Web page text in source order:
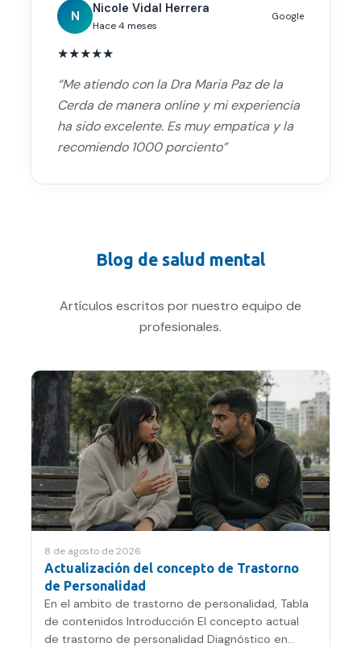
N Nicole Vidal Herrera
Hace 4 meses
Google
★★★★★
“Me atiendo con la Dra Maria Paz de la
Cerda de manera online y mi experiencia
ha sido excelente. Es muy empatica y la
recomiendo 1000 porciento”
Blog de salud mental
Artículos escritos por nuestro equipo de
profesionales.
8 de agosto de 2026
Actualización del concepto de Trastorno
de Personalidad
En el ambito de trastorno de personalidad, Tabla
de contenidos Introducción El concepto actual
de trastorno de personalidad Diagnóstico en